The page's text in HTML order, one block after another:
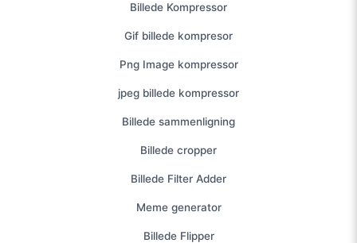
Billede Kompressor
Gif billede kompresor
Png Image kompressor
jpeg billede kompressor
Billede sammenligning
Billede cropper
Billede Filter Adder
Meme generator
Billede Flipper